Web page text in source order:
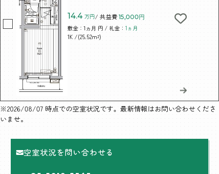
14.4 万円/ 共益費 15,000円
敷金： 1ヵ月 円 / 礼金： 1ヵ月
1K /(25.52m²)
※2026/08/07 時点での空室状況です。最新情報はお問い合わせくださ
いませ。
空室状況を問い合わせる